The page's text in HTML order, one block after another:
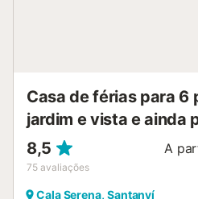
Casa de férias para 6
jardim e vista e ainda
8,5
75 avaliações
A
Cala Serena, Santanyí